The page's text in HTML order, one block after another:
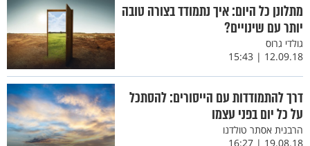
מתלונן כל היום: איך נתמודד בצורה טובה
יותר עם שינויים?
גולדי גרוס
12.09.18 | 15:43
דרך להתמודדות עם הייסורים: להסתכל
על כל יום בפני עצמו
הרבנית אסתר טולדנו
19.08.18 | 16:27